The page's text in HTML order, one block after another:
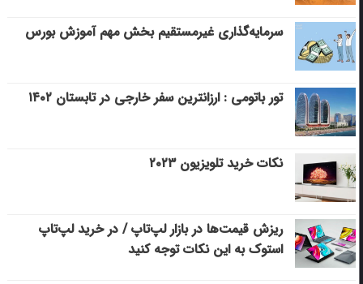
سرمایه‌گذاری غیرمستقیم بخش مهم آموزش بورس
تور باتومی : ارزانترین سفر خارجی در تابستان ۱۴۰۲
نکات خرید تلویزیون ۲۰۲۳
ریزش قیمت‌ها در بازار لپ‌تاپ / در خرید لپ‌تاپ
استوک به این نکات توجه کنید